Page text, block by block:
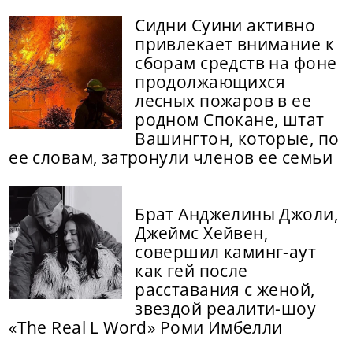
Сидни Суини активно
привлекает внимание к
сборам средств на фоне
продолжающихся
лесных пожаров в ее
родном Спокане, штат
Вашингтон, которые, по
ее словам, затронули членов ее семьи
Брат Анджелины Джоли,
Джеймс Хейвен,
совершил каминг-аут
как гей после
расставания с женой,
звездой реалити-шоу
«The Real L Word» Роми Имбелли